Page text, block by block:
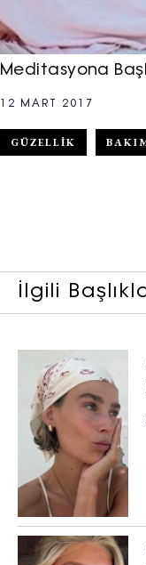
Meditasyona
12 MART 2017
GÜZELLIK
İlgili